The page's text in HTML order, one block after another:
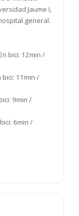
Jaume I,
general.
bici: 12min /
bici: 11min /
9min /
6min /